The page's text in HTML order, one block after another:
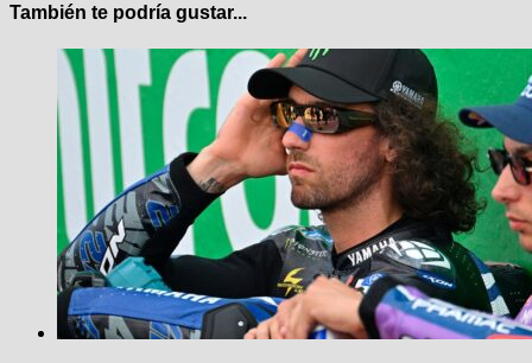
También te podría gustar...